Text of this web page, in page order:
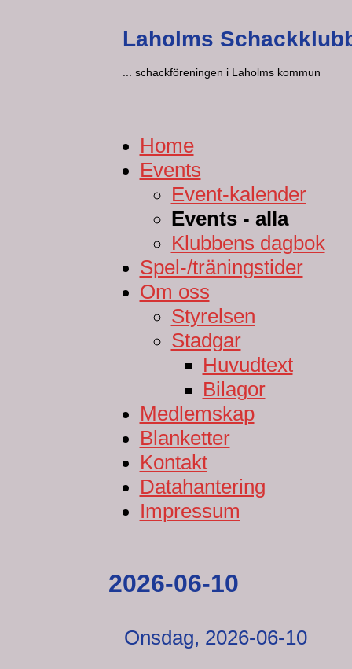
Laholms
... schackföreningen i Laholms kommun
Home
Events
Event-kalender
Events - alla
Klubbens dagbok
Spel-/träningstider
Om oss
Styrelsen
Stadgar
Huvudtext
Bilagor
Medlemskap
Blanketter
Kontakt
Datahantering
Impressum
2026-06-10
Onsdag, 2026-06-10